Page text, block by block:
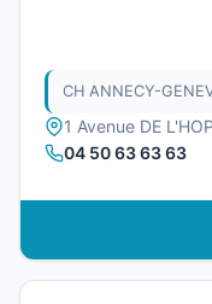
CH ANNECY-
1 Avenue DE
04 50 63 63 63